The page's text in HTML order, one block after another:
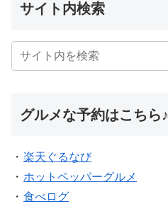
サイト内検索
グルメな予約はこちら♪
・ 楽天ぐるなび
・ ホットペッパーグルメ
・ 食べログ